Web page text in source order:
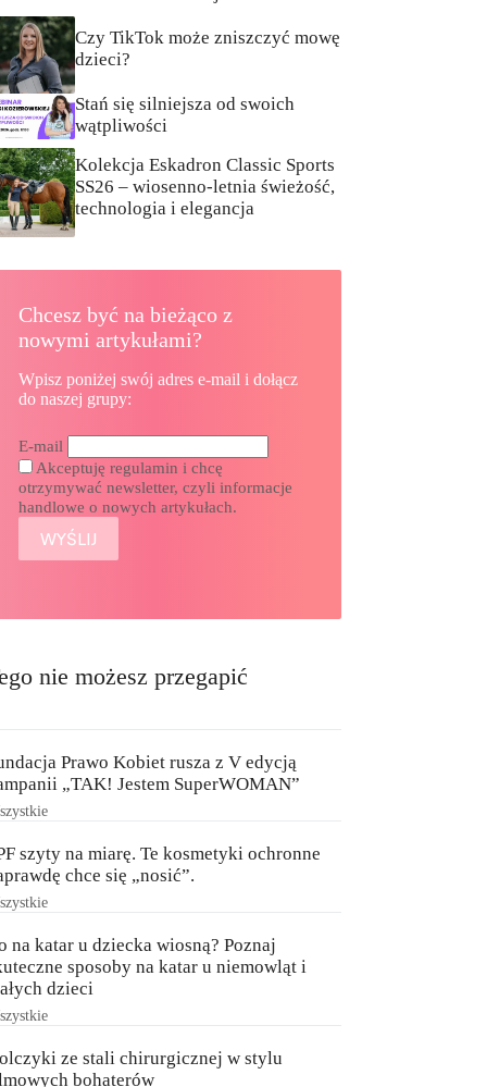
Czy TikTok może zniszczyć mowę
dzieci?
Stań się silniejsza od swoich
wątpliwości
Kolekcja Eskadron Classic Sports
SS26 – wiosenno-letnia świeżość,
technologia i elegancja
Chcesz być na bieżąco z
nowymi artykułami?
Wpisz poniżej swój adres e-mail i dołącz
do naszej grupy:
E-mail
Akceptuję regulamin i chcę
otrzymywać newsletter, czyli informacje
handlowe o nowych artykułach.
nie możesz przegapić
Prawo Kobiet rusza z V edycją
„TAK! Jestem SuperWOMAN”
szyty na miarę. Te kosmetyki ochronne
chce się „nosić”.
na katar u dziecka wiosną? Poznaj
sposoby na katar u niemowląt i
dzieci
ze stali chirurgicznej w stylu
bohaterów